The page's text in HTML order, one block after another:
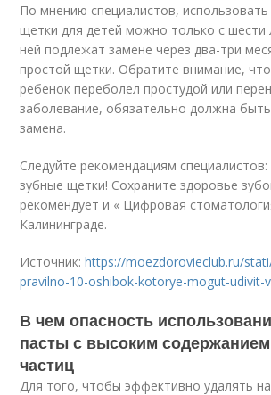
По мнению специалистов, использовать
щетки для детей можно только с шести
ней подлежат замене через два-три
простой щетки. Обратите внимание,
ребенок переболел простудой или
заболевание, обязательно должна
замена.
Следуйте рекомендациям
зубные щетки! Сохраните здоровье
рекомендует и « Цифровая
Калининграде.
Источник:https://moezdorovieclub.ru/
pravilno-10-oshibok-kotorye-mogut-udivit-
В чем опасность
пасты с высоким
частиц
Для того, чтобы эффективно удалять